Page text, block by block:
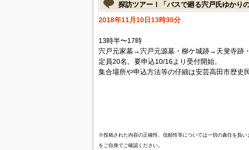
探訪ツアーⅠ「バスで廻る宍戸氏ゆかりの
2018年11月10日13時30分
13時半〜17時
宍戸元家墓→宍戸元源墓・柳ケ城跡→天叟寺跡
定員20名。要申込10/16より受付開始。
集合場所や申込方法等の仔細は安芸高田市歴史
※投稿された内容の正確性、信頼性等については一切の責任を負
をご自身でご確認ください。